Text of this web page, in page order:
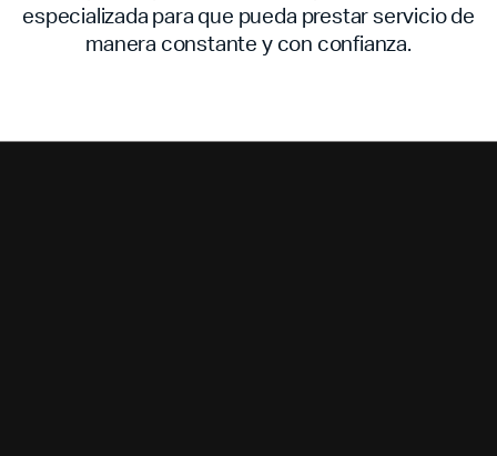
especializada para que pueda prestar servicio de
manera constante y con confianza.